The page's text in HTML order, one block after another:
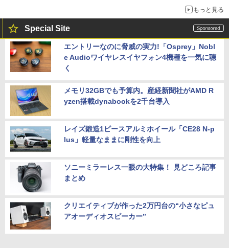
もっと見る
Special Site
エントリーなのに脅威の実力!「Osprey」Nobl
e Audioワイヤレスイヤフォン4機種を一気に聴
く
メモリ32GBでも予算内。産経新聞社がAMD R
yzen搭載dynabookを2千台導入
レイズ鍛造1ピースアルミホイール「CE28 N-p
lus」軽量なままに剛性を向上
ソニーミラーレス一眼の大特集！ 見どころ記事
まとめ
クリエイティブが作った2万円台の“小さなピュ
アオーディオスピーカー”